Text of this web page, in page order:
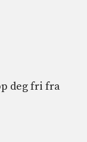
deg fri fra